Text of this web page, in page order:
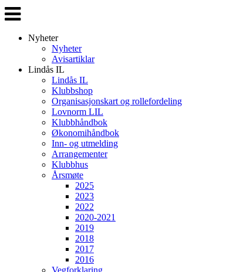
Veksle
navigasjon
Nyheter
Nyheter
Avisartiklar
Lindås IL
Lindås IL
Klubbshop
Organisasjonskart og rollefordeling
Lovnorm LIL
Klubbhåndbok
Økonomihåndbok
Inn- og utmelding
Arrangementer
Klubbhus
Årsmøte
2025
2023
2022
2020-2021
2019
2018
2017
2016
Vegforklaring